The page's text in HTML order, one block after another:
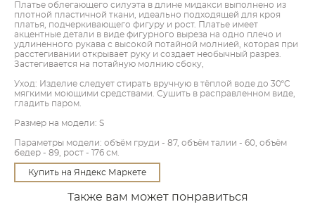
Платье облегающего силуэта в длине мидакси выполнено из
плотной пластичной ткани, идеально подходящей для кроя
платья, подчеркивающего фигуру и рост. Платье имеет
акцентные детали в виде фигурного выреза на одно плечо и
удлиненного рукава с высокой потайной молнией, которая при
расстегивании открывает руку и создает необычный разрез.
Застегивается на потайную молнию сбоку,
Уход: Изделие следует стирать вручную в тёплой воде до 30ºC
мягкими моющими средствами. Сушить в расправленном виде,
гладить паром.
Размер на модели: S
Параметры модели: объём груди - 87, объём талии - 60, объём
бедер - 89, рост - 176 см.
Купить на Яндекс Маркете
Также вам может понравиться